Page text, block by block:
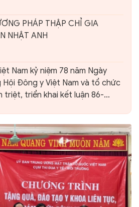
PHÁP THẬP CHỈ GIA
NHẬT ANH
Nam kỷ niệm 78 năm Ngày
Đông y Việt Nam và tổ chức
triệt, triển khai kết luận 86-
Bí thư Trung ương Đảng về
Nam trong giai đoạn mới.